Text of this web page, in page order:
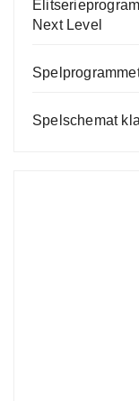
Next Level
Spelschemat